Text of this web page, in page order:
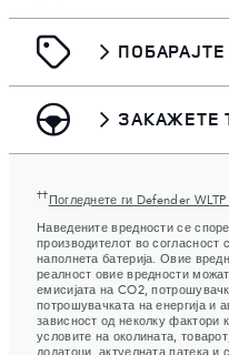
ЗАКАЖЕТЕ
†† Погледнете ги Defender
Наведените вредности се
производителот во
наполнета батерија. Овие
реалност овие вредности
емисијата на CO2,
потрошувачката на енергија и
зависност од неколку фактори
условите на околината,